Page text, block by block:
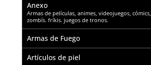
Anexo
–
Armas de películas, animes, videojuegos, cómics,
zombís. fríkis. juegos de tronos.
Armas de Fuego
Artículos de piel